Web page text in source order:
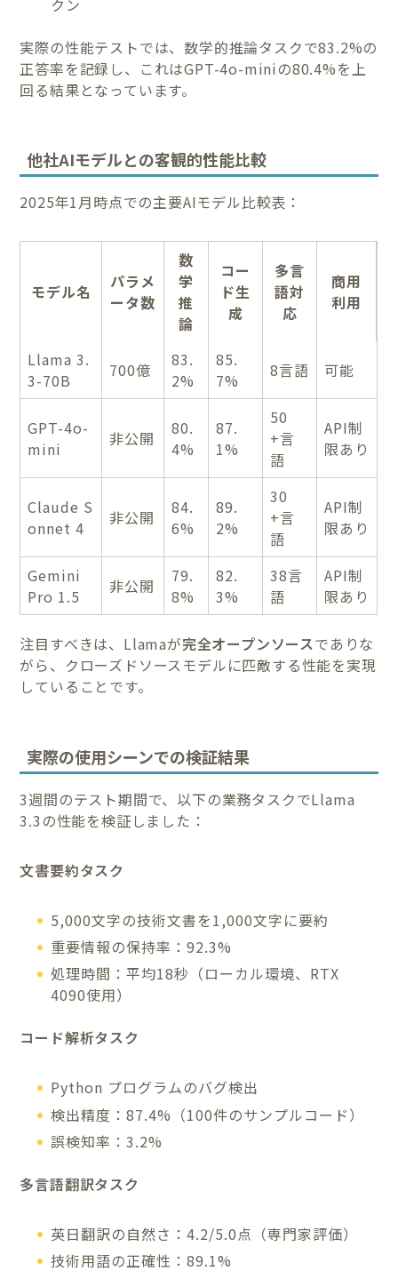
実際の性能テストでは、数学的推論タスクで83.2%の
正答率を記録し、これはGPT-4o-miniの80.4%を上
回る結果となっています。
他社AIモデルとの客観的性能比較
2025年1月時点での主要AIモデル比較表：
モデル名
パラメ
ータ数
数
学
推
論
コー
ド生
成
多言
語対
応
商用
利用
Llama 3.
3-70B
700億
83.
2%
85.
7%
8言語 可能
GPT-4o-
mini
非公開
80.
4%
87.
1%
50
+言
語
API制
限あり
Claude S
onnet 4
非公開
84.
6%
89.
2%
30
+言
語
API制
限あり
Gemini
Pro 1.5
非公開
79.
8%
82.
3%
38言
語
API制
限あり
注目すべきは、Llamaが完全オープンソースでありな
がら、クローズドソースモデルに匹敵する性能を実現
していることです。
実際の使用シーンでの検証結果
3週間のテスト期間で、以下の業務タスクでLlama
3.3の性能を検証しました：
文書要約タスク
5,000文字の技術文書を1,000文字に要約
重要情報の保持率：92.3%
処理時間：平均18秒（ローカル環境、RTX
4090使用）
コード解析タスク
Python プログラムのバグ検出
検出精度：87.4%（100件のサンプルコード）
誤検知率：3.2%
多言語翻訳タスク
英日翻訳の自然さ：4.2/5.0点（専門家評価）
技術用語の正確性：89.1%